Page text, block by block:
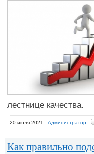
лестнице качества.
20 июля 2021 - Администратор -
Как правильно